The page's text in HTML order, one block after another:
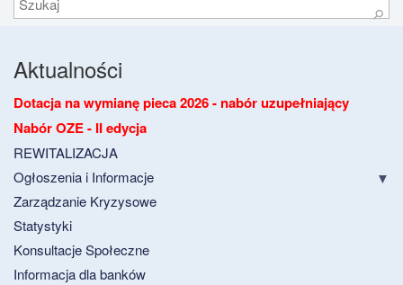
⚲
Aktualności
Dotacja na wymianę pieca 2026 - nabór uzupełniający
Nabór OZE - II edycja
REWITALIZACJA
Ogłoszenia i Informacje
Zarządzanie Kryzysowe
Statystyki
Konsultacje Społeczne
Informacja dla banków